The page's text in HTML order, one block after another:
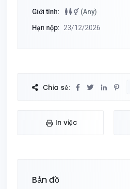
Giới tính: (Any)
Hạn nộp: 23/12/2026
Chia sẻ:
In việc
Bản đồ